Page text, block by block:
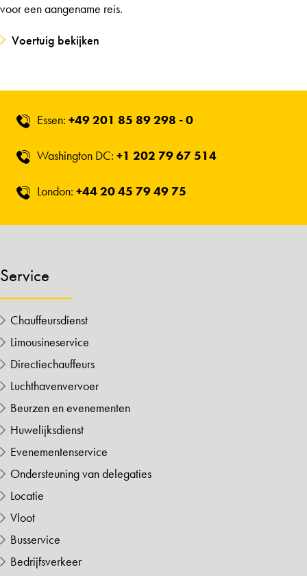
voor een aangename reis.
Voertuig bekijken
Essen:+49 201 85 89 298 - 0
Washington DC:+1 202 79 67 514
London:+44 20 45 79 49 75
Service
Chauffeursdienst
Limousineservice
Directiechauffeurs
Luchthavenvervoer
Beurzen en evenementen
Huwelijksdienst
Evenementenservice
Ondersteuning van delegaties
Locatie
Vloot
Busservice
Bedrijfsverkeer